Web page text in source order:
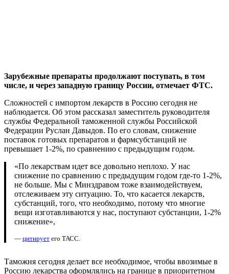
Зарубежные препараты продолжают поступать, в том
числе, и через западную границу России, отмечает ФТС.
Сложностей с импортом лекарств в Россию сегодня не
наблюдается. Об этом рассказал заместитель руководителя
службы Федеральной таможенной службы Российской
Федерации Руслан Давыдов. По его словам, снижение
поставок готовых препаратов и фармсубстанций не
превышает 1-2%, по сравнению с предыдущим годом.
«По лекарствам идет все довольно неплохо. У нас
снижение по сравнению с предыдущим годом где-то 1-2%,
не больше. Мы с Минздравом тоже взаимодействуем,
отслеживаем эту ситуацию. То, что касается лекарств,
субстанций, того, что необходимо, потому что многие
вещи изготавливаются у нас, поступают субстанции, 1-2%
снижение»,
— цитирует его ТАСС.
Таможня сегодня делает все необходимое, чтобы ввозимые в
Россию лекарства оформлялись на границе в приоритетном